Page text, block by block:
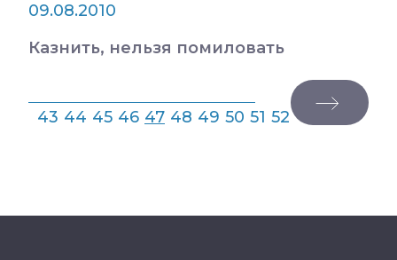
09.08.2010
Казнить, нельзя помиловать
43 44 45 46 47 48 49 50 51 52